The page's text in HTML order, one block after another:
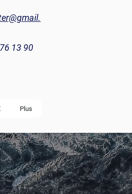
13 90
Plus